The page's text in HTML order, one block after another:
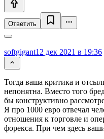
Ответить
softgigant12 дек 2021 в 19:36
Тогда ваша критика и
непонятна. Вместо того
бы конструктивно
Я про 1000 евро отвечал
отношения к торговле и
форекса. При чем здесь